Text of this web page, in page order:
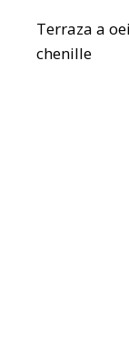
Terraza a
chenille